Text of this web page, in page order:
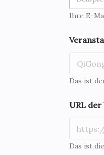
N
a
h
r
t
d
e
Ihre E-
Das ist
URL
Das ist